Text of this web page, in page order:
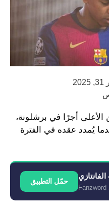
الأعلى أجرًا في برشلونة،
يُمدد عقده في الفترة
حمّل التطبيق